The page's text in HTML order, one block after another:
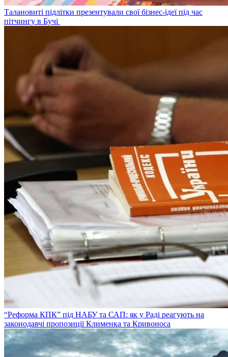
Талановиті підлітки презентували свої бізнес-ідеї під час
пітчингу в Бучі
“Реформа КПК” під НАБУ та САП: як у Раді реагують на
законодавчі пропозиції Клименка та Кривоноса